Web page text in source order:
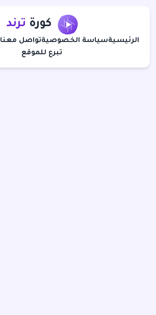
كورة ترند
الرئيسيةسياسة الخصوصيةتواصل معنا
تبرع للموقع